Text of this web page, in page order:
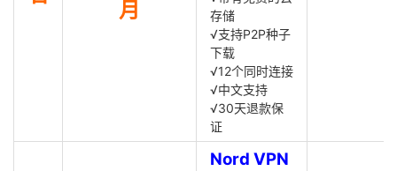
月
存储
√支持P2P种子
下载
√12个同时连接
√中文支持
√30天退款保
证
Nord VPN